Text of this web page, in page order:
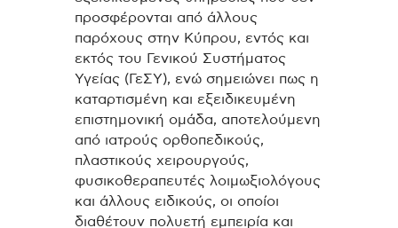
προσφέρονται από άλλους
παρόχους στην Κύπρου, εντός και
εκτός του Γενικού Συστήματος
Υγείας (ΓεΣΥ), ενώ σημειώνει πως η
καταρτισμένη και εξειδικευμένη
επιστημονική ομάδα, αποτελούμενη
από ιατρούς ορθοπεδικούς,
πλαστικούς χειρουργούς,
φυσικοθεραπευτές λοιμωξιολόγους
και άλλους ειδικούς, οι οποίοι
διαθέτουν πολυετή εμπειρία και